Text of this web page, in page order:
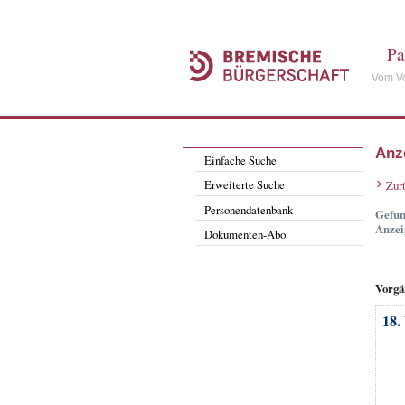
Vom
Einfache Suche
Erweiterte Suche
Personendatenbank
Dokumenten-Abo